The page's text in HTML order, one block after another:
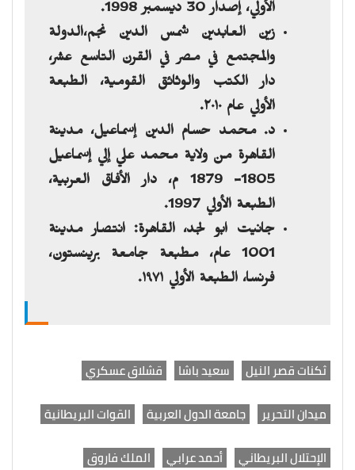
الأولي، إصدار 30 ديسمبر 1998.
زين العابدين شمس الدين نجم،الدولة
والمجتمع في مصر في القرن التاسع عشر،
دار الكتب والوثائق القومية، الطبعة
الأولي عام ٢٠١٠.
د. محمد حسام الدين إسماعيل، مدينة
القاهرة من ولاية محمد علي إلي إسماعيل
1805- 1879 م، دار الأفاق العربية،
الطبعة الأولي 1997.
جانيت ابو لجد، القاهرة: انتصار مدينة
1001 عام، مطبعة جامعة برينستون،
فرنسا، الطبعة الأولي ١٩٧١.
ثكنات قصر النيل سعيد باشا
قشلاق عسكري
ميدان التحرير
جامعة الدول العربية
القوات البريطانية
الإحتلال البريطاني
أحمد عرابي
الملك فاروق